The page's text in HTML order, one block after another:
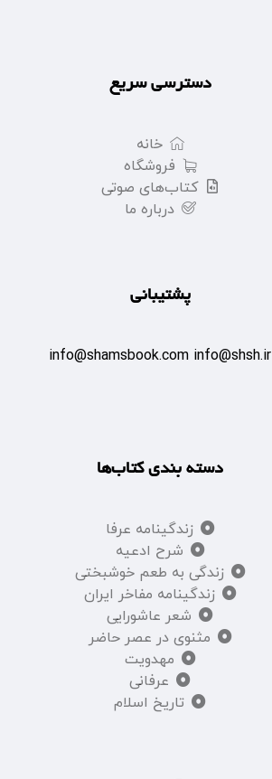
دسترسی سریع
خانه
فروشگاه
کتاب‌های صوتی
درباره ما
پشتیبانی
info@shamsbook.com info@shsh.ir
دسته بندی کتاب‌ها
زندگینامه عرفا
شرح ادعیه
زندگی به طعم خوشبختی
زندگینامه مفاخر ایران
شعر عاشورایی
مثنوی در عصر حاضر
مهدویت
عرفانی
تاریخ اسلام